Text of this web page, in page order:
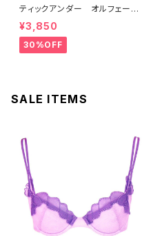
ティックアンダー オルフェーヴ
ル ブラジャー（ブラック）D225
4 送料無料
¥3,850
30%OFF
SALE ITEMS